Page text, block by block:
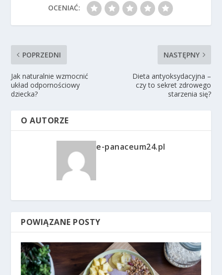
OCENIAĆ:
POPRZEDNI
Jak naturalnie wzmocnić
układ odpornościowy
dziecka?
NASTĘPNY
Dieta antyoksydacyjna –
czy to sekret zdrowego
starzenia się?
O AUTORZE
e-panaceum24.pl
POWIĄZANE POSTY